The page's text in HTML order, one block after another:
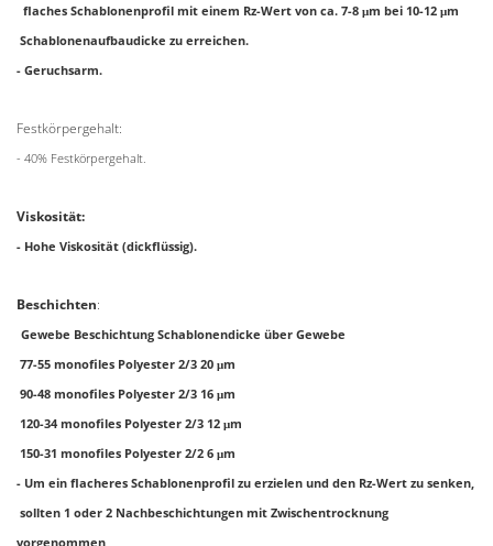
flaches Schablonenprofil mit einem Rz-Wert von ca. 7-8 μm bei 10-12 μm
Schablonenaufbaudicke zu erreichen.
- Geruchsarm.
Festkörpergehalt:
- 40% Festkörpergehalt.
Viskosität:
- Hohe Viskosität (dickflüssig).
Beschichten:
Gewebe Beschichtung Schablonendicke über Gewebe
77-55 monofiles Polyester 2/3 20 μm
90-48 monofiles Polyester 2/3 16 μm
120-34 monofiles Polyester 2/3 12 μm
150-31 monofiles Polyester 2/2 6 μm
- Um ein flacheres Schablonenprofil zu erzielen und den Rz-Wert zu senken,
sollten 1 oder 2 Nachbeschichtungen mit Zwischentrocknung
vorgenommen